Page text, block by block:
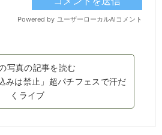
写真の記事を読む
みは禁止」超パチフェスで汗だ
くライブ